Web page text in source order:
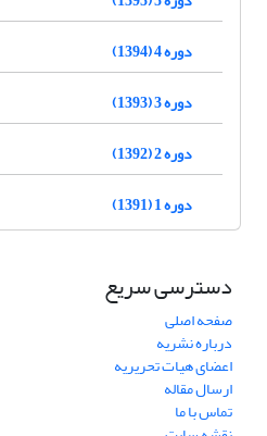
دوره 4 (1394)
دوره 3 (1393)
دوره 2 (1392)
دوره 1 (1391)
دسترسی سریع
صفحه اصلی
درباره نشریه
اعضای هیات تحریریه
ارسال مقاله
تماس با ما